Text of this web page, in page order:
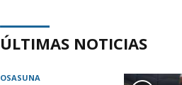
ÚLTIMAS NOTICIAS
OSASUNA